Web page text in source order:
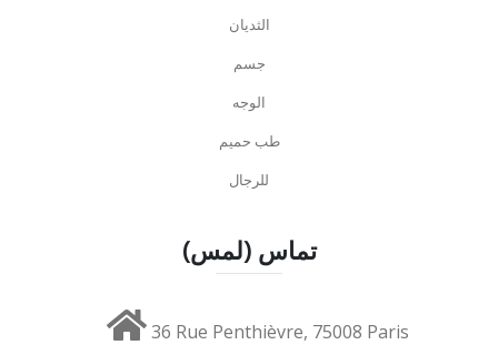
الثديان
جسم
الوجه
طب حميم
للرجال
تماس (لمس)
36 Rue Penthièvre, 75008 Paris